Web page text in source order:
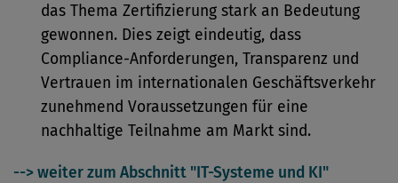
das Thema Zertifizierung stark an Bedeutung
gewonnen. Dies zeigt eindeutig, dass
Compliance-Anforderungen, Transparenz und
Vertrauen im internationalen Geschäftsverkehr
zunehmend Voraussetzungen für eine
nachhaltige Teilnahme am Markt sind.
--> weiter zum Abschnitt "IT-Systeme und KI"